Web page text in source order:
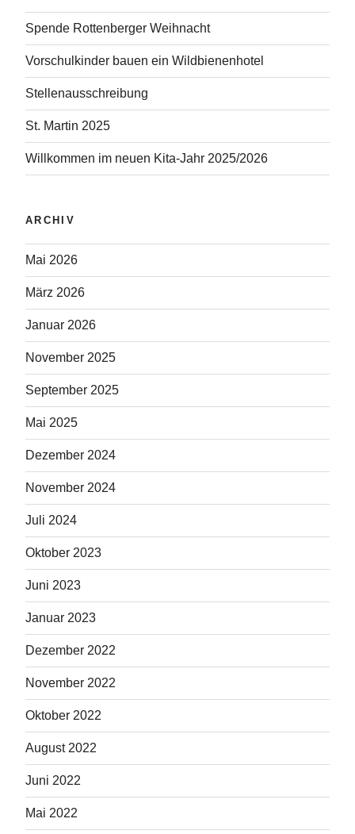
Spende Rottenberger Weihnacht
Vorschulkinder bauen ein Wildbienenhotel
Stellenausschreibung
St. Martin 2025
Willkommen im neuen Kita-Jahr 2025/2026
ARCHIV
Mai 2026
März 2026
Januar 2026
November 2025
September 2025
Mai 2025
Dezember 2024
November 2024
Juli 2024
Oktober 2023
Juni 2023
Januar 2023
Dezember 2022
November 2022
Oktober 2022
August 2022
Juni 2022
Mai 2022